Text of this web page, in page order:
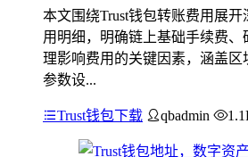
本文围绕Trust钱包转账费用展
用明细，明确链上基础手续费
理影响费用的关键因素，涵盖区
参数设...
Trust钱包下载 qbadmin